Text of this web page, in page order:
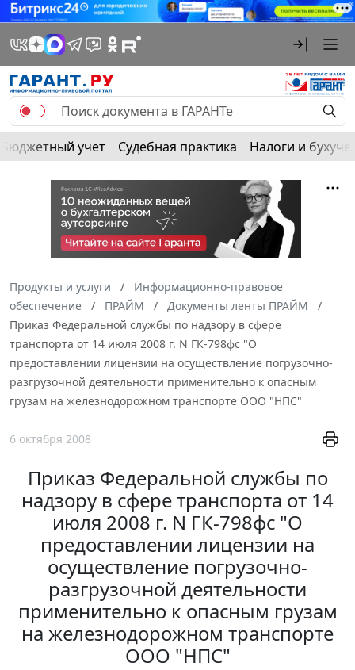
Бюджетный учет Судебная практика Налоги и
Продукты и услуги
Информационно-правовое
обеспечение
ПРАЙМ
Документы ленты ПРАЙМ
Приказ Федеральной службы по надзору в сфере
транспорта от 14 июля 2008 г. N ГК-798фс "О
предоставлении лицензии на осуществление погрузочно-
разгрузочной деятельности применительно к опасным
грузам на железнодорожном транспорте ООО "НПС"
6 октября 2008
Приказ Федеральной службы по
надзору в сфере транспорта от 14
июля 2008 г. N ГК-798фс "О
предоставлении лицензии на
осуществление погрузочно-
разгрузочной деятельности
применительно к опасным грузам
на железнодорожном транспорте
ООО "НПС"